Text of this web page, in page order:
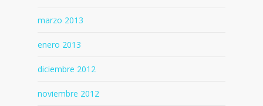
marzo 2013
enero 2013
diciembre 2012
noviembre 2012